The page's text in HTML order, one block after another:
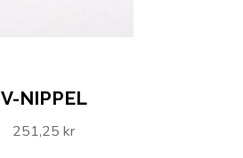
V-NIPPEL
251,25 kr